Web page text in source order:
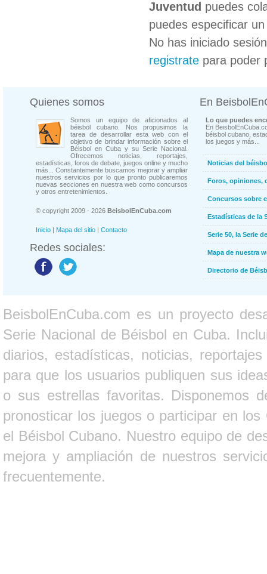
Juventud puedes
puedes especificar
No has iniciado
registrate para poder
Quienes somos
Somos un equipo de aficionados al
béisbol cubano. Nos propusimos la
tarea de desarrollar esta web con el
objetivo de brindar información sobre el
Béisbol en Cuba y su Serie Nacional.
Ofrecemos noticias, reportajes,
estadísticas, foros de debate, juegos online y mucho
más... Constantemente buscamos mejorar y ampliar
nuestros servicios por lo que pronto publicaremos
nuevas secciones en nuestra web como concursos
y otros entretenimientos.
© copyright 2009 - 2026 BeisbolEnCuba.com
Inicio | Mapa del sitio | Contacto
Redes sociales:
En
Lo que puedes
En
béisbol cubano,
los juegos y más...
Noticias del
Foros, opiniones,
Concursos sobre
Estadísticas de la
Serie 50, la Serie
Mapa de nuestra
Directorio de
BeisbolEnCuba.com es un proyecto
Serie Nacional de Béisbol en Cuba.
diarios, estadísticas, noticias,
para que los usuarios publiquen sus
o sus estrellas favoritas. Disponemos
pronosticar los juegos o participar en
el Béisbol Cubano. Nuestro equipo de
mejora y ampliación de nuestros
frecuentemente.